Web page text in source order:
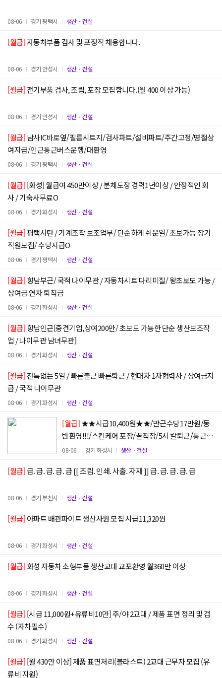
08-06 경기 평택시 생산ㆍ건설
[월급]자동차부품 검사 및 포장직 채용합니다.
08-06 경기 안성시 생산ㆍ건설
[월급]전기부품 검사, 조립, 포장 모집합니다.(월 400 이상 가능)
08-06 경기 안성시 생산ㆍ건설
[월급]
여지급/인근통근버스운행/대환영
08-06 경기 평택시 생산ㆍ건설
[월급]
사 / 기숙사무료O
08-06 경기 화성시 생산ㆍ건설
[월급]
직원모집/ 수당지급O
08-06 경기 평택시 생산ㆍ건설
[월급]
상여금 연차 퇴직금
08-06 경기 화성시 생산ㆍ건설
[월급]
업 / 나이무관 남녀무관]
08-06 경기 화성시 생산ㆍ건설
[월급]
급 / 국적 나이무관
08-06 경기 화성시 생산ㆍ건설
[월급]
반환영!!!/스킨케어 포장/꿀직장/5시 칼퇴근/통근운
행
08-06 경기 화성시 생산ㆍ건설
[월급]급. 급. 급. 급. 급 [[ 조립. 인쇄. 사출. 자재 ]] 급. 급. 급. 급. 급
08-06 경기 부천시 생산ㆍ건설
[월급]아파트 배관파이트 생산사원 모집 시급11,320원
08-06 경기 화성시 생산ㆍ건설
[월급]화성 자동차 소형부품 생산교대 교포환영 월360만 이상
08-06 경기 화성시 생산ㆍ건설
[월급]
수 (자차필수)
08-06 경기 화성시 생산ㆍ건설
[월급]
류비 지원)